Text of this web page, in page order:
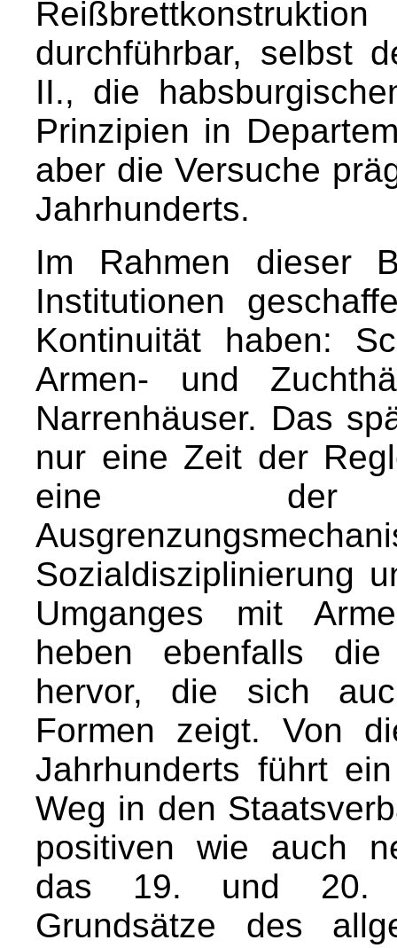
durchführbar, selbst
II., die
Prinzipien in
aber die Versuche
Jahrhunderts.
Im Rahmen dieser
Institutionen
Kontinuität haben:
Armen- und
Narrenhäuser. Das
nur eine Zeit der
eine der
Sozialdisziplinierung
Umganges mit
heben ebenfalls
hervor, die sich
Formen zeigt. Von
Jahrhunderts führt
Weg in den
positiven wie auch
das 19. und 20.
Grundsätze des